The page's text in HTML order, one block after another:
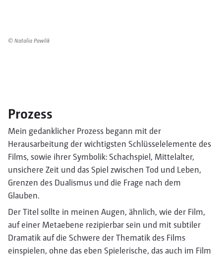
© Natalia Pawlik
Prozess
Mein gedanklicher Prozess begann mit der
Herausarbeitung der wichtigsten Schlüsselelemente des
Films, sowie ihrer Symbolik: Schachspiel, Mittelalter,
unsichere Zeit und das Spiel zwischen Tod und Leben,
Grenzen des Dualismus und die Frage nach dem
Glauben.
Der Titel sollte in meinen Augen, ähnlich, wie der Film,
auf einer Metaebene rezipierbar sein und mit subtiler
Dramatik auf die Schwere der Thematik des Films
einspielen, ohne das eben Spielerische, das auch im Film